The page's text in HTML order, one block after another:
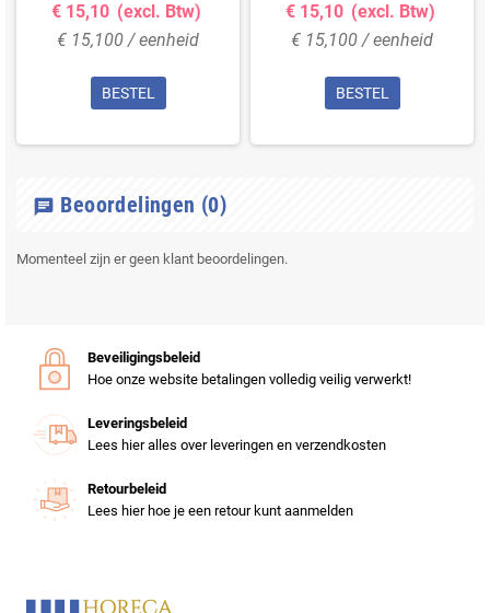
€ 15,10 (excl. Btw)
€ 15,100 / eenheid
BESTEL
€ 15,10 (excl. Btw)
€ 15,100 / eenheid
BESTEL
chat Beoordelingen (0)
Momenteel zijn er geen klant beoordelingen.
Beveiligingsbeleid
Hoe onze website betalingen volledig veilig verwerkt!
Leveringsbeleid
Lees hier alles over leveringen en verzendkosten
Retourbeleid
Lees hier hoe je een retour kunt aanmelden